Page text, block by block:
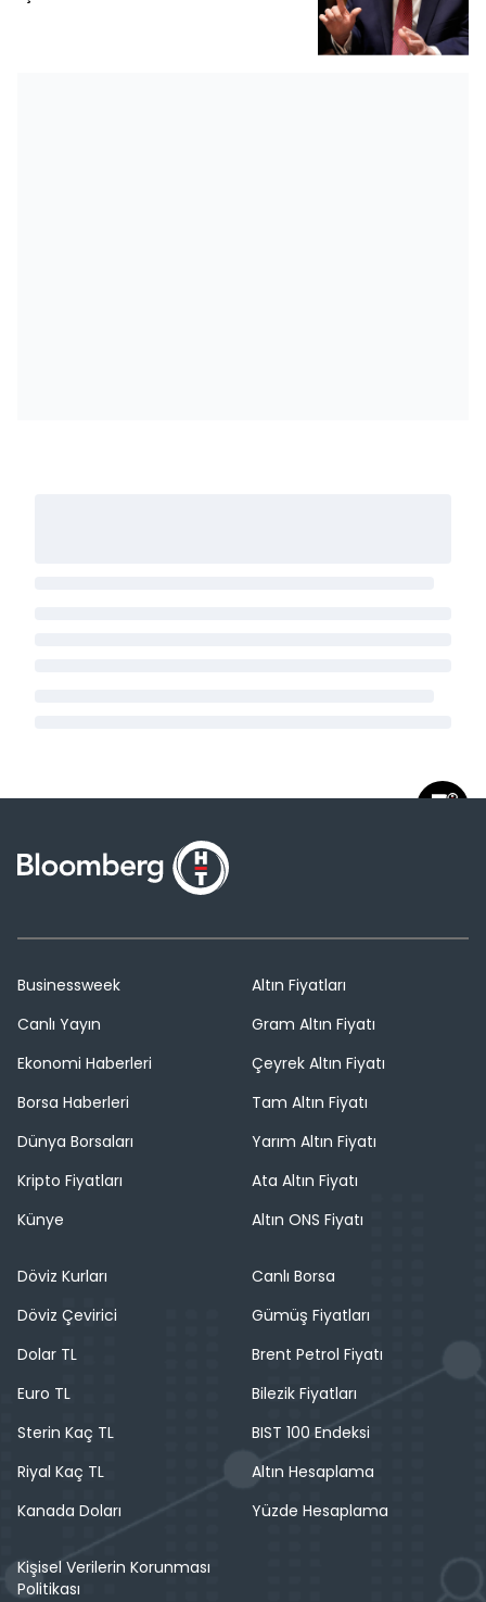
Businessweek
Canlı Yayın
Ekonomi Haberleri
Borsa Haberleri
Dünya Borsaları
Kripto Fiyatları
Künye
Altın Fiyatları
Gram Altın Fiyatı
Çeyrek Altın Fiyatı
Tam Altın Fiyatı
Yarım Altın Fiyatı
Ata Altın Fiyatı
Altın ONS Fiyatı
Döviz Kurları
Döviz Çevirici
Dolar TL
Euro TL
Sterin Kaç TL
Riyal Kaç TL
Kanada Doları
Canlı Borsa
Gümüş Fiyatları
Brent Petrol Fiyatı
Bilezik Fiyatları
BIST 100 Endeksi
Altın Hesaplama
Yüzde Hesaplama
Kişisel Verilerin Korunması
Politikası